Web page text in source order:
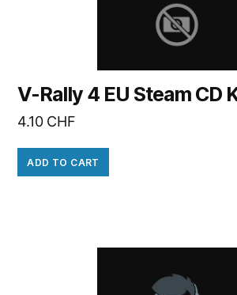
V-Rally 4 EU Steam CD
4.10 CHF
ADD TO CART